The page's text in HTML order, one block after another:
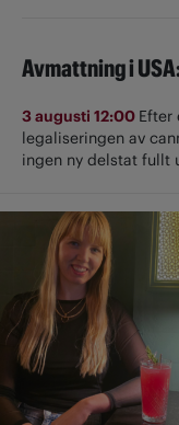
Avmattning i
3 augusti 12:00 Efter
legaliseringen av
ingen ny delstat fullt